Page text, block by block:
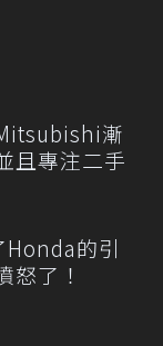
漸
且專注二手
Honda的引
怒了！